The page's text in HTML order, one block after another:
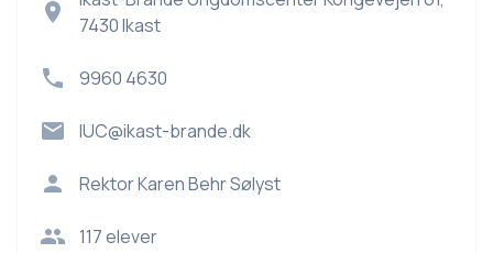
7430 Ikast
9960 4630
IUC@ikast-brande.dk
RektorKaren Behr Sølyst
117elever